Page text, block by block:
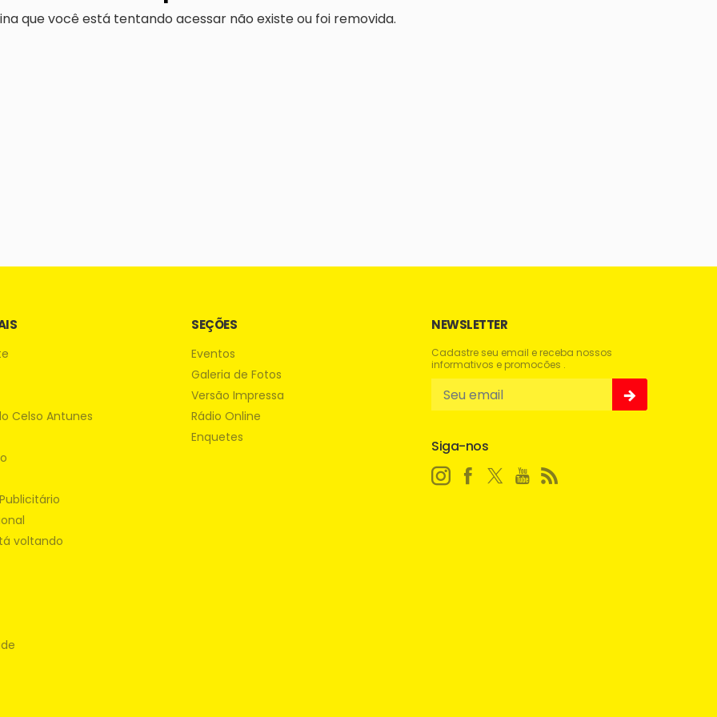
que você está tentando acessar não existe ou foi removida.
Celso Antunes
voltando
SEÇÕES
Eventos
Galeria de Fotos
Versão Impressa
Rádio Online
Enquetes
NEWSLETTER
Cadastre seu email e receba nossos
informativos e promocões .
Siga-nos